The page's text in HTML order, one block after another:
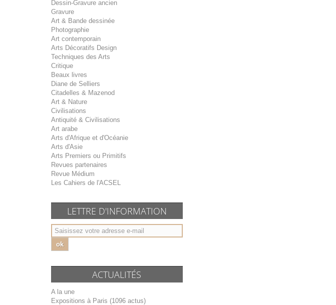
Dessin-Gravure ancien
Gravure
Art & Bande dessinée
Photographie
Art contemporain
Arts Décoratifs Design
Techniques des Arts
Critique
Beaux livres
Diane de Selliers
Citadelles & Mazenod
Art & Nature
Civilisations
Antiquité & Civilisations
Art arabe
Arts d'Afrique et d'Océanie
Arts d'Asie
Arts Premiers ou Primitifs
Revues partenaires
Revue Médium
Les Cahiers de l'ACSEL
LETTRE D'INFORMATION
ok
ACTUALITÉS
A la une
Expositions à Paris (1096 actus)